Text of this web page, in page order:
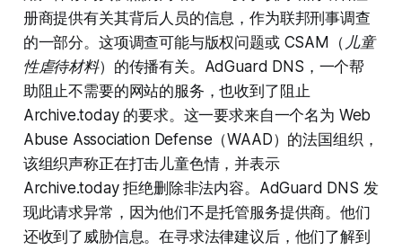
册商提供有关其背后人员的信息，作为联邦刑事调查
的一部分。这项调查可能与版权问题或 CSAM （ 儿童
性虐待材料）的传播有关。AdGuard DNS，一个帮
助阻止不需要的网站的服务，也收到了阻止
Archive.today的要求。这一要求来自一个名为 Web
Abuse Association Defense （WAAD）的法国组织，
该组织声称正在打击儿童色情，并表示
Archive.today拒绝删除非法内容。AdGuard DNS 发
现此请求异常，因为他们不是托管服务提供商。他们
还收到了威胁信息。在寻求法律建议后，他们了解到